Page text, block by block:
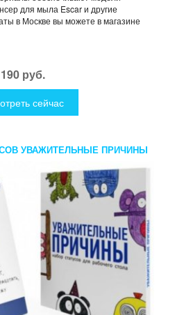
для мыла Escar и другие
в Москве вы можете в магазине
руб.
сейчас
УВАЖИТЕЛЬНЫЕ ПРИЧИНЫ